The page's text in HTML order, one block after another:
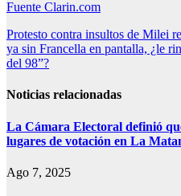
Fuente Clarin.com
Navegación
de
Protesto contra insultos de Milei
ya sin Francella en pantalla, ¿le
del 98”?
Noticias relacionadas
La Cámara Electoral definió
lugares de votación en La
Ago 7, 2025